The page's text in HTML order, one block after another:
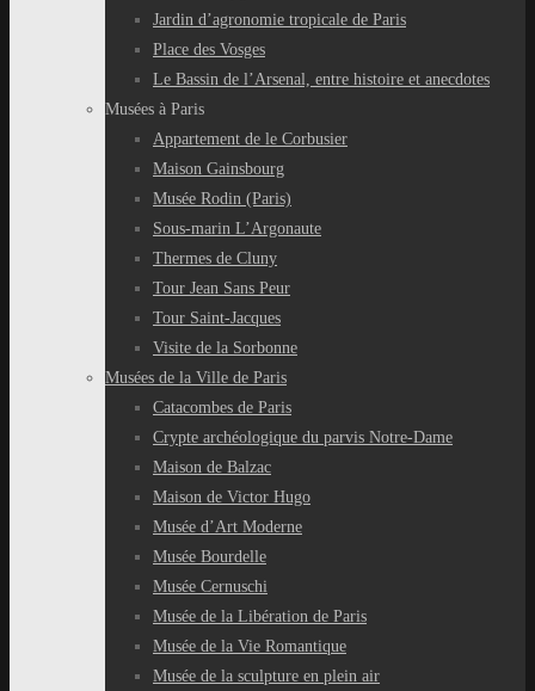
Jardin d’agronomie tropicale de Paris
Place des Vosges
Le Bassin de l’Arsenal, entre histoire et anecdotes
Musées à Paris
Appartement de le Corbusier
Maison Gainsbourg
Musée Rodin (Paris)
Sous-marin L’Argonaute
Thermes de Cluny
Tour Jean Sans Peur
Tour Saint-Jacques
Visite de la Sorbonne
Musées de la Ville de Paris
Catacombes de Paris
Crypte archéologique du parvis Notre-Dame
Maison de Balzac
Maison de Victor Hugo
Musée d’Art Moderne
Musée Bourdelle
Musée Cernuschi
Musée de la Libération de Paris
Musée de la Vie Romantique
Musée de la sculpture en plein air